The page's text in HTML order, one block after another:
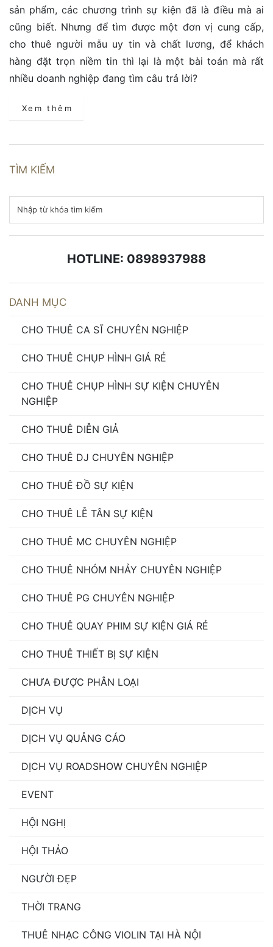
sản phẩm, các chương trình sự kiện đã là điều mà ai
cũng biết. Nhưng để tìm được một đơn vị cung cấp,
cho thuê người mẫu uy tin và chất lương, để khách
hàng đặt trọn niềm tin thì lại là một bài toán mà rất
nhiều doanh nghiệp đang tìm câu trả lời?
Xem thêm
TÌM KIẾM
HOTLINE: 0898937988
DANH MỤC
CHO THUÊ CA SĨ CHUYÊN NGHIỆP
CHO THUÊ CHỤP HÌNH GIÁ RẺ
CHO THUÊ CHỤP HÌNH SỰ KIỆN CHUYÊN
NGHIỆP
CHO THUÊ DIỄN GIẢ
CHO THUÊ DJ CHUYÊN NGHIỆP
CHO THUÊ ĐỒ SỰ KIỆN
CHO THUÊ LỄ TÂN SỰ KIỆN
CHO THUÊ MC CHUYÊN NGHIỆP
CHO THUÊ NHÓM NHẢY CHUYÊN NGHIỆP
CHO THUÊ PG CHUYÊN NGHIỆP
CHO THUÊ QUAY PHIM SỰ KIỆN GIÁ RẺ
CHO THUÊ THIẾT BỊ SỰ KIỆN
CHƯA ĐƯỢC PHÂN LOẠI
DỊCH VỤ
DỊCH VỤ QUẢNG CÁO
DỊCH VỤ ROADSHOW CHUYÊN NGHIỆP
EVENT
HỘI NGHỊ
HỘI THẢO
NGƯỜI ĐẸP
THỜI TRANG
THUÊ NHẠC CÔNG VIOLIN TẠI HÀ NỘI